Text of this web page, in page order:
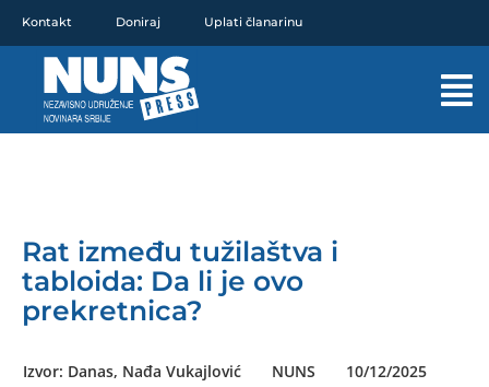
sadržaj
Kontakt Doniraj Uplati članarinu
Rat između tužilaštva i
tabloida: Da li je ovo
prekretnica?
Izvor: Danas, Nađa Vukajlović NUNS 10/12/2025